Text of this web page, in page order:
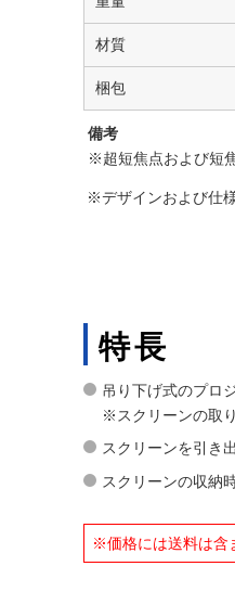
材質
梱包
備考
※超短焦点および短
※デザインおよび仕
特長
吊り下げ式のプロ
※スクリーンの取
スクリーンを引き
スクリーンの収納
※価格には送料は含